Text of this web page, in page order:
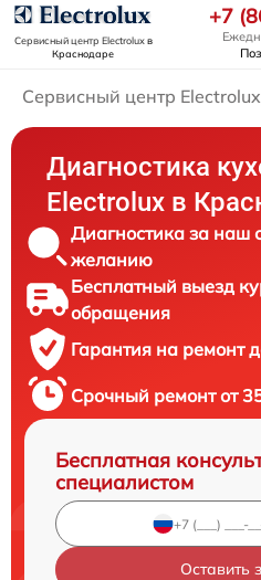
Сервисный центр Electroluxв
Краснодаре
+7
Сервисный центр Electrolux
Диагностика
Electrolux в
Диагностика за наш
желанию
Бесплатный выезд
обращения
Гарантия на ремонт
Срочный ремонт от
Бесплатная
специалистом
Оставить